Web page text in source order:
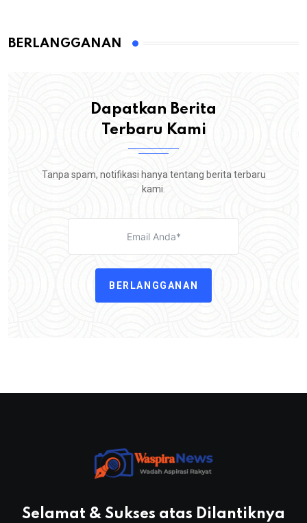
BERLANGGANAN
Dapatkan Berita
Terbaru Kami
Tanpa spam, notifikasi hanya tentang berita terbaru
kami.
BERLANGGANAN
Selamat & Sukses atas Dilantiknya